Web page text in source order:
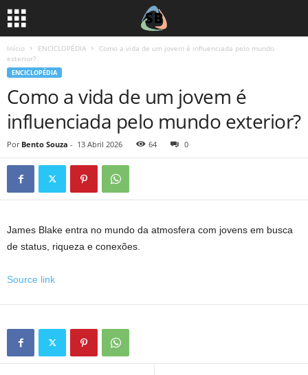
Início ENCICLOPÉDIA
Como a vida de um jovem é influenciada pelo mundo
exterior?
ENCICLOPÉDIA
Como a vida de um jovem é
influenciada pelo mundo exterior?
Por Bento Souza - 13 Abril 2026 64 0
James Blake entra no mundo da atmosfera com jovens em busca
de status, riqueza e conexões.
Source link